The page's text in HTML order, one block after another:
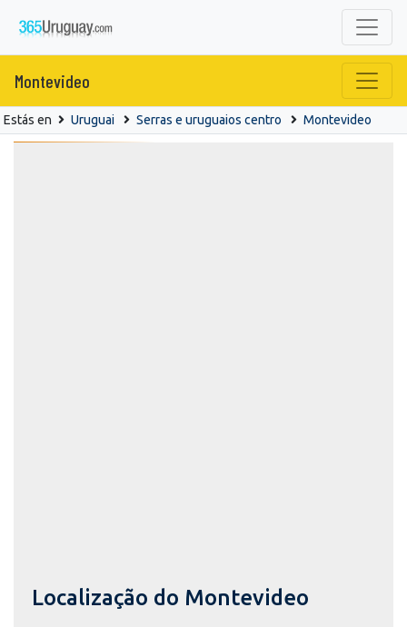
Montevideo
Estás en Uruguai Serras e uruguaios centro Montevideo
Localização do Montevideo